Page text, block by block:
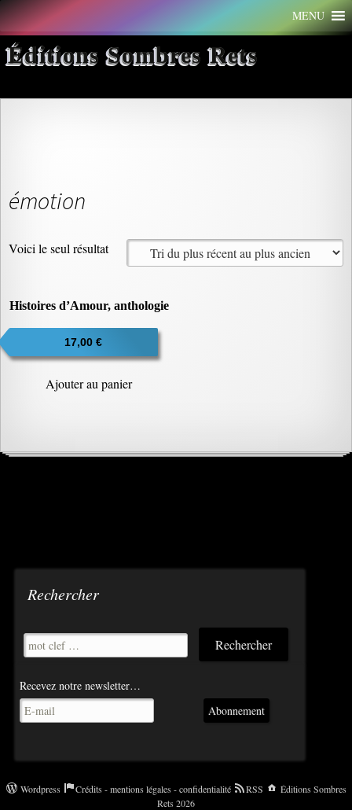
Aller
au
contenu
MENU
Éditions Sombres Rets
émotion
Voici le seul résultat
Histoires d’Amour, anthologie
17,00 €
Ajouter au panier
Rechercher
Recevez notre newsletter…
Abonnement
Wordpress Crédits - mentions légales - confidentialité RSS
Éditions Sombres
Rets 2026